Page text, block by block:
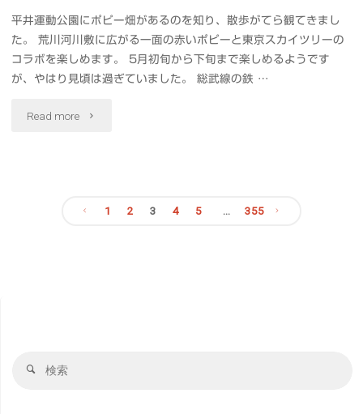
あ
わ"
と
ふ
平井運動公園にポピー畑があるのを知り、散歩がてら観てきまし
た。 荒川河川敷に広がる一面の赤いポピーと東京スカイツリーの
コラボを楽しめます。 5月初旬から下旬まで楽しめるようです
が、やはり見頃は過ぎていました。 総武線の鉄 …
Read more "一
赤 1 2 3 4 5 … 355
検